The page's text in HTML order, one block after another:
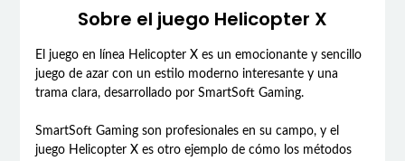
Sobre el juego Helicopter X
El juego en línea Helicopter X es un emocionante y sencillo
juego de azar con un estilo moderno interesante y una
trama clara, desarrollado por SmartSoft Gaming.
SmartSoft Gaming son profesionales en su campo, y el
juego Helicopter X es otro ejemplo de cómo los métodos